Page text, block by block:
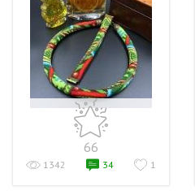
66
1342 34 1